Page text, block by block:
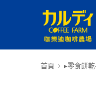
首頁 ▸零食餅乾